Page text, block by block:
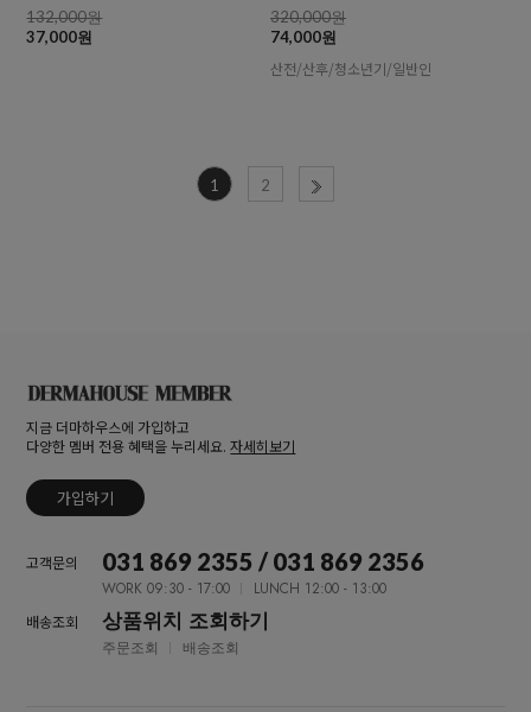
132,000원
37,000원
320,000원
74,000원
산전/산후/청소년기/일반인
1 2
지금 더마하우스에 가입하고
다양한 멤버 전용 혜택을 누리세요.자세히보기
가입하기
고객문의 031 869 2355 / 031 869 2356
WORK 09:30 - 17:00 LUNCH 12:00 - 13:00
배송조회 상품위치 조회하기
주문조회 배송조회